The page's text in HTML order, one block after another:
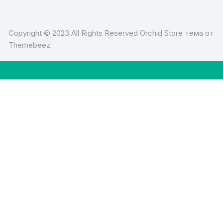
Copyright © 2023 All Rights Reserved Orchid Store тема от
Themebeez